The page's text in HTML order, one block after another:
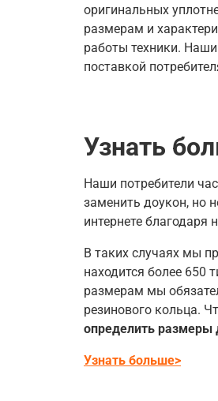
оригинальных
размерам и
работы техники.
поставкой
Узнать
Наши потребители
заменить доукон, но
интернете
В таких случаях мы
находится более 650
размерам мы
резинового кольца.
определить размеры
Узнать больше>